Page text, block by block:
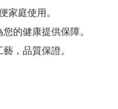
家庭使用。
的健康提供保障。